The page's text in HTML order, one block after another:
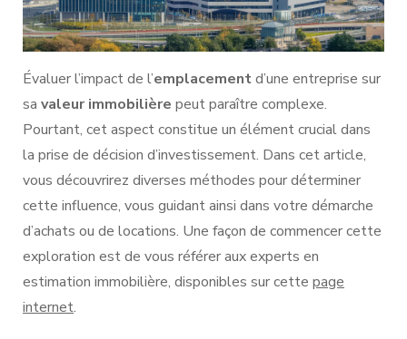
Évaluer l’impact de l’emplacementd’une entreprise sur
sa valeur immobilière peut paraître complexe.
Pourtant, cet aspect constitue un élément crucial dans
la prise de décision d’investissement. Dans cet article,
vous découvrirez diverses méthodes pour déterminer
cette influence, vous guidant ainsi dans votre démarche
d’achats ou de locations. Une façon de commencer cette
exploration est de vous référer aux experts en
estimation immobilière, disponibles sur cette page
internet.